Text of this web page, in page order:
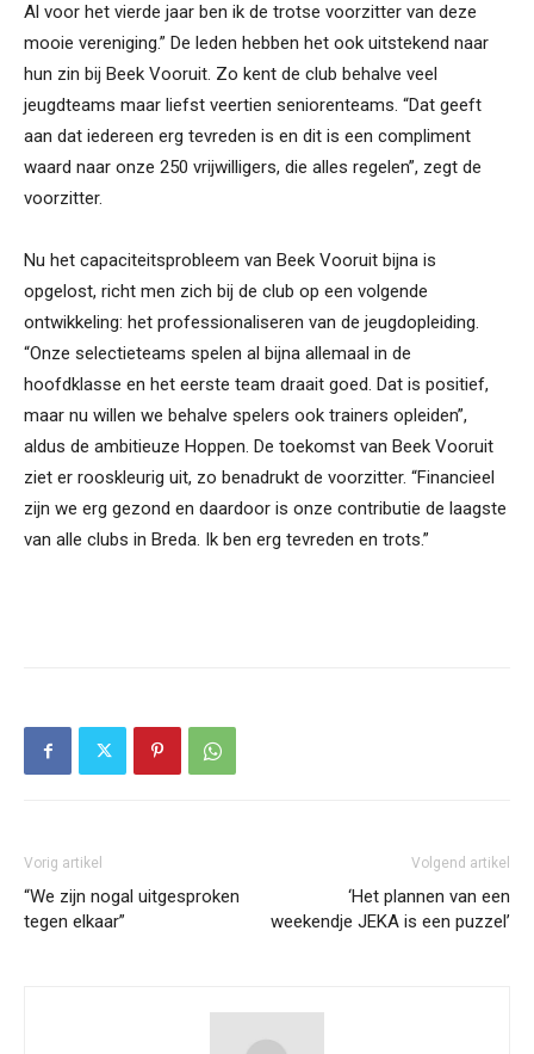
Al voor het vierde jaar ben ik de trotse voorzitter van deze
mooie vereniging.” De leden hebben het ook uitstekend naar
hun zin bij Beek Vooruit. Zo kent de club behalve veel
jeugdteams maar liefst veertien seniorenteams. “Dat geeft
aan dat iedereen erg tevreden is en dit is een compliment
waard naar onze 250 vrijwilligers, die alles regelen”, zegt de
voorzitter.
Nu het capaciteitsprobleem van Beek Vooruit bijna is
opgelost, richt men zich bij de club op een volgende
ontwikkeling: het professionaliseren van de jeugdopleiding.
“Onze selectieteams spelen al bijna allemaal in de
hoofdklasse en het eerste team draait goed. Dat is positief,
maar nu willen we behalve spelers ook trainers opleiden”,
aldus de ambitieuze Hoppen. De toekomst van Beek Vooruit
ziet er rooskleurig uit, zo benadrukt de voorzitter. “Financieel
zijn we erg gezond en daardoor is onze contributie de laagste
van alle clubs in Breda. Ik ben erg tevreden en trots.”
Vorig artikel
“We zijn nogal uitgesproken
tegen elkaar”
Volgend artikel
‘Het plannen van een
weekendje JEKA is een puzzel’